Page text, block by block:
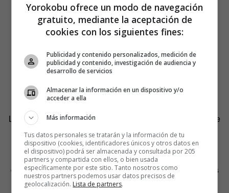
La no conciliación repercute no sólo en el plano laboral de
la mujer. Su tiempo libre tampoco sale bien parado. En el
estudio se muestra cómo la mujer madre, al ser quien
socialmente asume la doble jornada laboral, tiene más
dificultades para priorizar el tiempo libre, y sobre todo, las
actividades relacionadas con el deporte.
Yorokobu ofrece un modo de navegación
gratuito, mediante la aceptación de
cookies con los siguientes fines:
Publicidad y contenido personalizados, medición de
publicidad y contenido, investigación de audiencia y
desarrollo de servicios
Almacenar la información en un dispositivo y/o
acceder a ella
Más información
Tus datos personales se tratarán y la información de tu
dispositivo (cookies, identificadores únicos y otros datos en
el dispositivo) podrá ser almacenada y consultada por 205
partners y compartida con ellos, o bien usada
específicamente por este sitio. Tanto nosotros como
nuestros partners podemos usar datos precisos de
geolocalización. Lista de partners.